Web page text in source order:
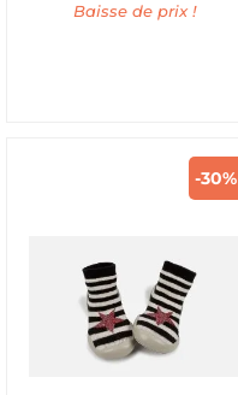
Baisse de prix !
-30%